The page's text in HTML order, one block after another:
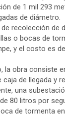
de 1 mil 293
de diámetro.
recolección de
o bocas de
y el costo es
la obra consiste
de llegada y
una
80 litros por
de tormenta